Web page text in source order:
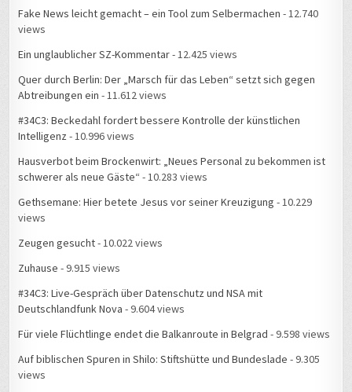
Fake News leicht gemacht – ein Tool zum Selbermachen - 12.740
views
Ein unglaublicher SZ-Kommentar- 12.425 views
Quer durch Berlin: Der „Marsch für das Leben“ setzt sich gegen
Abtreibungen ein - 11.612 views
#34C3: Beckedahl fordert bessere Kontrolle der künstlichen
Intelligenz - 10.996 views
Hausverbot beim Brockenwirt: „Neues Personal zu bekommen ist
schwerer als neue Gäste“ - 10.283 views
Gethsemane: Hier betete Jesus vor seiner Kreuzigung - 10.229
views
Zeugen gesucht- 10.022 views
Zuhause - 9.915 views
#34C3: Live-Gespräch über Datenschutz und NSA mit
Deutschlandfunk Nova - 9.604 views
Für viele Flüchtlinge endet die Balkanroute in Belgrad - 9.598 views
Auf biblischen Spuren in Shilo: Stiftshütte und Bundeslade - 9.305
views